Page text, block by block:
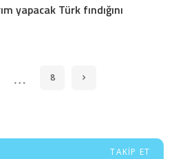
yapacak Türk fındığını
… 8
TAKIP ET